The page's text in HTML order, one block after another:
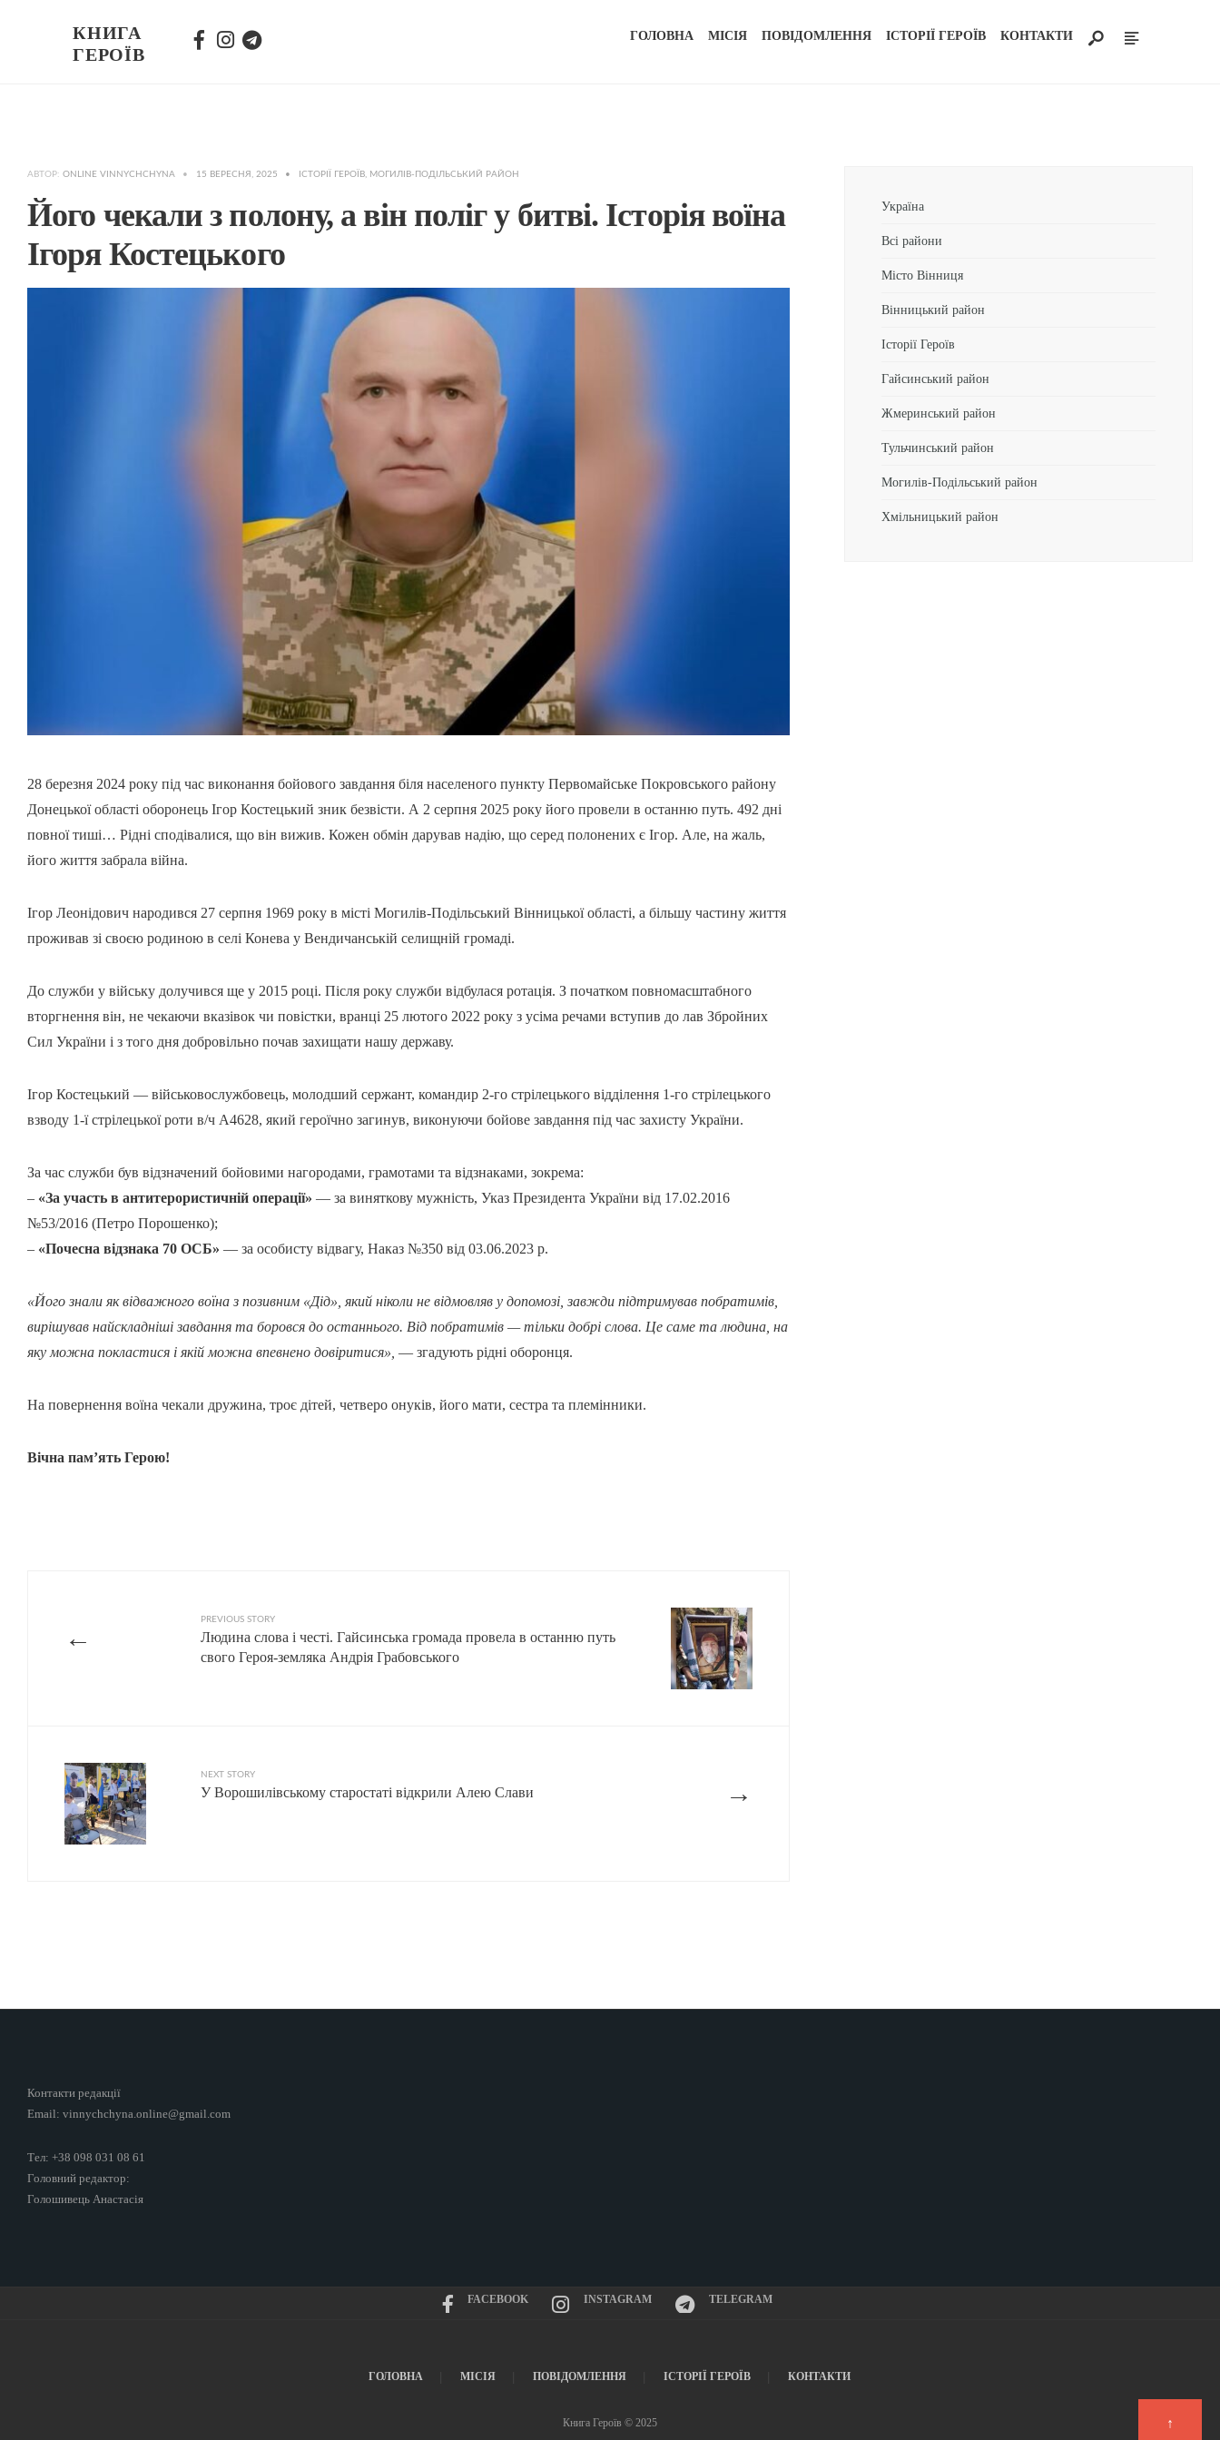
КНИГА
ГЕРОЇВ
ГОЛОВНА МІСІЯ ПОВІДОМЛЕННЯ ІСТОРІЇ ГЕРОЇВ КОНТАКТИ
АВТОР: ONLINE VINNYCHCHYNA • 15 ВЕРЕСНЯ, 2025 • ІСТОРІЇ ГЕРОЇВ, МОГИЛІВ-ПОДІЛЬСЬКИЙ РАЙОН
Його чекали з полону, а він поліг у битві. Історія воїна
Ігоря Костецького
28 березня 2024 року під час виконання бойового завдання біля населеного пункту Первомайське Покровського району
Донецької області оборонець Ігор Костецький зник безвісти. А 2 серпня 2025 року його провели в останню путь. 492 дні
повної тиші… Рідні сподівалися, що він вижив. Кожен обмін дарував надію, що серед полонених є Ігор. Але, на жаль,
його життя забрала війна.
Ігор Леонідович народився 27 серпня 1969 року в місті Могилів-Подільський Вінницької області, а більшу частину життя
проживав зі своєю родиною в селі Конева у Вендичанській селищній громаді.
До служби у війську долучився ще у 2015 році. Після року служби відбулася ротація. З початком повномасштабного
вторгнення він, не чекаючи вказівок чи повістки, вранці 25 лютого 2022 року з усіма речами вступив до лав Збройних
Сил України і з того дня добровільно почав захищати нашу державу.
Ігор Костецький — військовослужбовець, молодший сержант, командир 2-го стрілецького відділення 1-го стрілецького
взводу 1-ї стрілецької роти в/ч А4628, який героїчно загинув, виконуючи бойове завдання під час захисту України.
За час служби був відзначений бойовими нагородами, грамотами та відзнаками, зокрема:
– «За участь в антитерористичній операції» — за виняткову мужність, Указ Президента України від 17.02.2016
№53/2016 (Петро Порошенко);
– «Почесна відзнака 70 ОСБ» — за особисту відвагу, Наказ №350 від 03.06.2023 р.
«Його знали як відважного воїна з позивним «Дід», який ніколи не відмовляв у допомозі, завжди підтримував побратимів,
вирішував найскладніші завдання та боровся до останнього. Від побратимів — тільки добрі слова. Це саме та людина, на
яку можна покластися і якій можна впевнено довіритися», — згадують рідні оборонця.
На повернення воїна чекали дружина, троє дітей, четверо онуків, його мати, сестра та племінники.
Вічна пам’ять Герою!
←
PREVIOUS STORY
Людина слова і честі. Гайсинська громада провела в останню путь
свого Героя-земляка Андрія Грабовського
→
NEXT STORY
У Ворошилівському старостаті відкрили Алею Слави
Україна
Всі райони
Місто Вінниця
Вінницький район
Історії Героїв
Гайсинський район
Жмеринський район
Тульчинський район
Могилів-Подільський район
Хмільницький район
Контакти редакції
Email: vinnychchyna.online@gmail.com
Тел: +38 098 031 08 61
Головний редактор:
Голошивець Анастасія
FACEBOOK INSTAGRAM TELEGRAM
ГОЛОВНА МІСІЯ ПОВІДОМЛЕННЯ ІСТОРІЇ ГЕРОЇВ КОНТАКТИ
Книга Героїв © 2025 ↑